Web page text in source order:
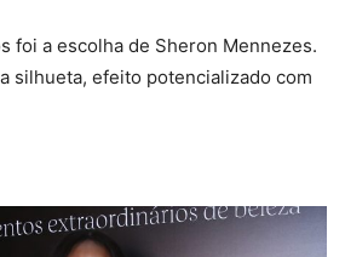
foi a escolha de Sheron Mennezes.
silhueta, efeito potencializado com